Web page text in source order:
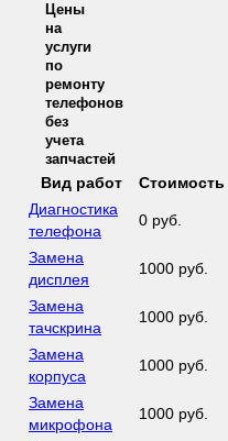
Цены
на
услуги
по
ремонту
телефонов
без
учета
запчастей
Вид работ
Стоимость
Диагностика
телефона
0 руб.
Замена
дисплея
1000 руб.
Замена
тачскрина
1000 руб.
Замена
корпуса
1000 руб.
Замена
микрофона
1000 руб.